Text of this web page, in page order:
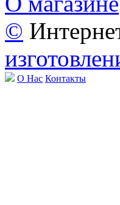
©
О Нас Контакты